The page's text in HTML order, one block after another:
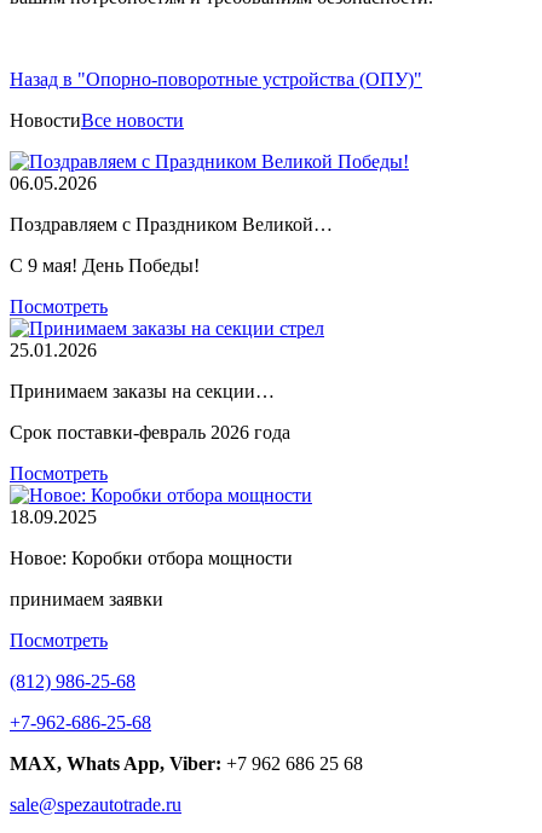
Назад в "Опорно-поворотные устройства (ОПУ)"
НовостиВсе новости
06.05.2026
Поздравляем с Праздником Великой…
С 9 мая! День Победы!
Посмотреть
25.01.2026
Принимаем заказы на секции…
Срок поставки-февраль 2026 года
Посмотреть
18.09.2025
Новое: Коробки отбора мощности
принимаем заявки
Посмотреть
(812) 986-25-68
+7-962-686-25-68
MAX, Whats App, Viber: +7 962 686 25 68
sale@spezautotrade.ru